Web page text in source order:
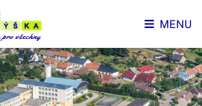
MENU